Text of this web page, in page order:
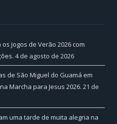
Jogos de Verão 2026 com
4 de agosto de 2026
de São Miguel do Guamá em
Marcha para Jesus 2026. 21 de
uma tarde de muita alegria na